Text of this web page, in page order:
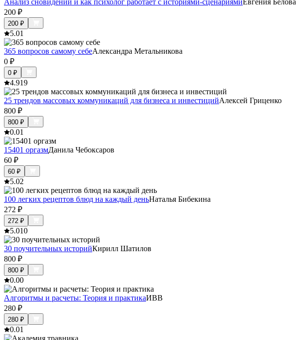
Анализ сновидений и как психолог работает с историями-сценариямиЕвгения Белова
200 ₽
200 ₽
5.01
365 вопросов самому себеАлександра Метальникова
0 ₽
0 ₽
4.919
25 трендов массовых коммуникаций для бизнеса и инвестицийАлексей Гриценко
800 ₽
800 ₽
0.01
15401 оргазмДанила Чебоксаров
60 ₽
60 ₽
5.02
100 легких рецептов блюд на каждый деньНаталья Бибекина
272 ₽
272 ₽
5.010
30 поучительных историйКирилл Шатилов
800 ₽
800 ₽
0.00
Алгоритмы и расчеты: Теория и практикаИВВ
280 ₽
280 ₽
0.01